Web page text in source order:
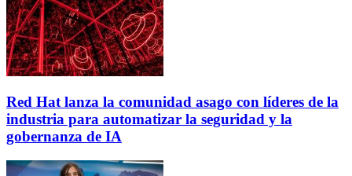
Red Hat lanza la comunidad asago con líderes de la
industria para automatizar la seguridad y la
gobernanza de IA